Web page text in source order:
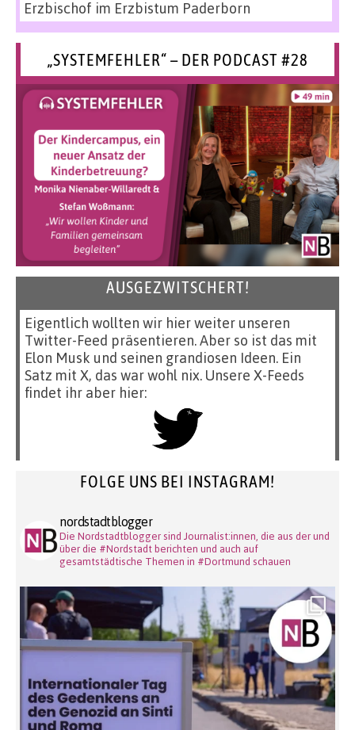
Erzbischof im Erzbistum Paderborn
„SYSTEMFEHLER“ – DER PODCAST #28
AUSGEZWITSCHERT!
Eigentlich wollten wir hier weiter unseren
Twitter-Feed präsentieren. Aber so ist das mit
Elon Musk und seinen grandiosen Ideen. Ein
Satz mit X, das war wohl nix. Unsere X-Feeds
findet ihr aber hier:
FOLGE UNS BEI INSTAGRAM!
nordstadtblogger
Die Nordstadtblogger sind Journalist:innen, die aus der und
über die #Nordstadt berichten und auch auf
gesamtstädtische Themen in #Dortmund schauen